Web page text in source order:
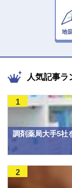
人気記事ラ
調剤薬局大手5社
1
2